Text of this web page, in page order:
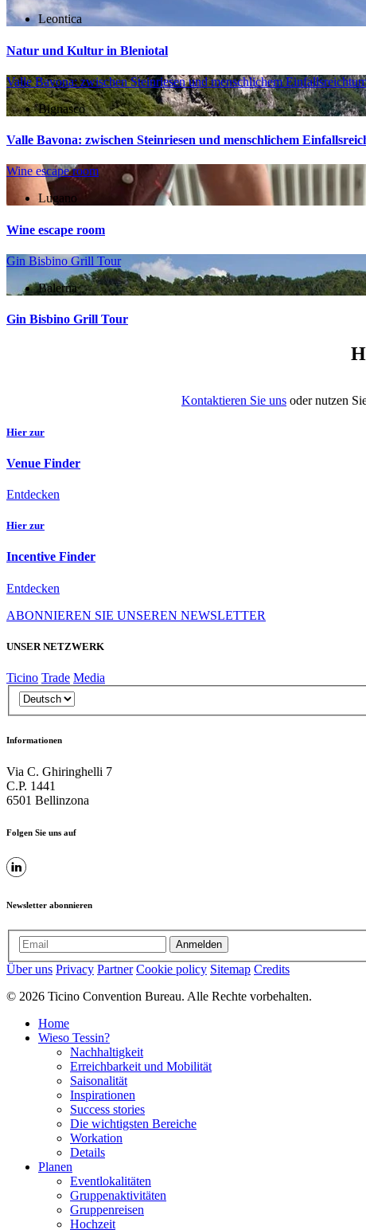
Leontica
Natur und Kultur in Bleniotal
Valle Bavona: zwischen Steinriesen und menschlichem
Bignasco
Valle Bavona: zwischen Steinriesen und menschlichem
Wine escape room
Lugano
Wine escape room
Gin Bisbino Grill Tour
Balerna
Gin Bisbino Grill Tour
Kontaktieren Sie uns oder nutzen
Hier zur
Venue Finder
Entdecken
Hier zur
Incentive Finder
Entdecken
ABONNIEREN SIE UNSEREN NEWSLETTER
UNSER NETZWERK
Ticino Trade Media
Informationen
Via C. Ghiringhelli 7
C.P. 1441
6501 Bellinzona
Folgen Sie uns auf
Newsletter abonnieren
Anmelden
Über uns Privacy Partner Cookie policy Sitemap Credits
© 2026 Ticino Convention Bureau. Alle Rechte vorbehalten.
Home
Wieso Tessin?
Nachhaltigkeit
Erreichbarkeit und Mobilität
Saisonalität
Inspirationen
Success stories
Die wichtigsten Bereiche
Workation
Details
Planen
Eventlokalitäten
Gruppenaktivitäten
Gruppenreisen
Hochzeit